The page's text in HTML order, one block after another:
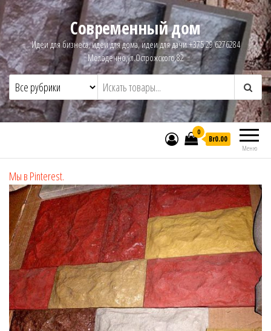
Современный дом
Идеи для бизнеса, идеи для дома, идеи для дачи +375 29 6276284
Молодечно,ул.Острожского,82
Меню
0
Br0.00
Мы в Pinterest.